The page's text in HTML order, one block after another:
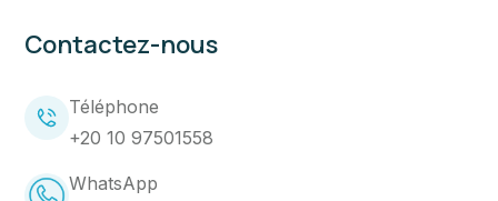
Contactez-nous
Téléphone
+20 10 97501558
WhatsApp